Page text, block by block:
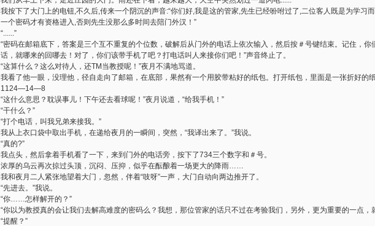
我按下了大门上的电钮,不久后,传来一个阴沉的声音:“你们好,我是这的管家,先生已经吩咐过了,二位客人既是为学习
一个密码才有资格进入,否则先生没那么多时间去陪门外汉！”
“......”
“密码在邮箱底下，答案是三个互不重复的个位数，破解后从门外的电话上依次输入，然后按＃号键结束。记住，你
话，就哪来的回哪去！对了，你们该带手机了吧？打电话叫人来接你们吧！”声音终止了。
“这算什么？这么对待人，还TM当教授呢！”夜月不满地骂道。
我看了他一眼，没理他，径自走向了邮箱，在底部，果然有一个用胶带粘好的纸包。打开纸包，里面是一张折好的
1124—14—8
“这什么意思？耽误事儿！下午还去看球呢！”夜月说道，“给我手机！”
“干什么？”
“打个电话，叫我兄弟来接我。”
我从上衣口袋中取出手机，在递给夜月的一瞬间，突然，“我译出来了。”我说。
“真的?”
我点头，然后拿着手机看了一下，来到门外的电话旁，按下了734三个数字和＃号。
浓厚的乌云再次掠过头顶，沉闷、压抑，似乎在酝酿着一场更大的降雨……
我和夜月二人紧张地望着大门，忽然，伴着“吱呀”一声，大门自动向两边推开了。
“先进去。”我说。
“你……怎样解开的？”
“你以为教授真的会让我们去解高难度的密码么？我想，那位管家的话只不过在考验我们，另外，更为重要的一点，
“提醒？”